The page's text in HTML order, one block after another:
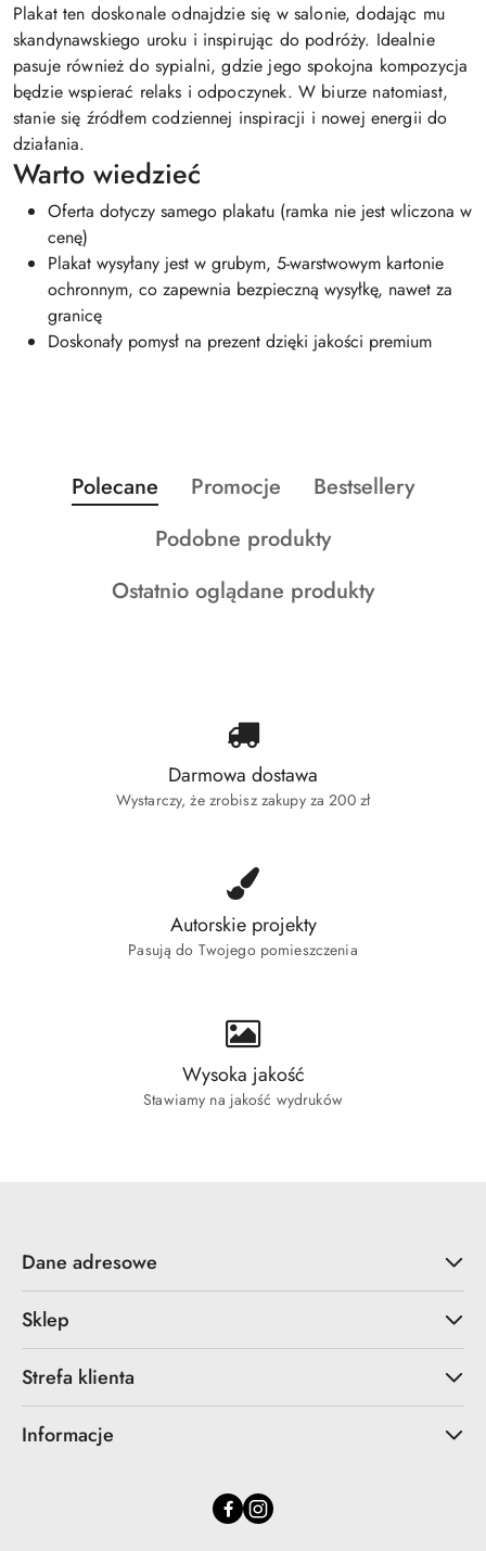
Plakat ten doskonale odnajdzie się w salonie, dodając mu
skandynawskiego uroku i inspirując do podróży. Idealnie
pasuje również do sypialni, gdzie jego spokojna kompozycja
będzie wspierać relaks i odpoczynek. W biurze natomiast,
stanie się źródłem codziennej inspiracji i nowej energii do
działania.
Warto wiedzieć
Oferta dotyczy samego plakatu (ramka nie jest wliczona w
cenę)
Plakat wysyłany jest w grubym, 5-warstwowym kartonie
ochronnym, co zapewnia bezpieczną wysyłkę, nawet za
granicę
Doskonały pomysł na prezent dzięki jakości premium
Pomiń karuzelę produktów
Produkty
o
Polecane
Produkty
statusie:
Promocje
Produkty
statusie:
Bestsellery
Produkty
statusie:
Podobne produkty
Produkty
Ostatnio oglądane produkty
Darmowa dostawa
Wystarczy, że zrobisz zakupy za 200 zł
Autorskie projekty
Pasują do Twojego pomieszczenia
Wysoka jakość
Stawiamy na jakość wydruków
Dane adresowe
Sklep
Strefa klienta
Informacje